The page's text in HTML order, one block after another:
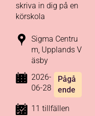
skriva in dig på en
körskola
Sigma Centru
m, Upplands V
äsby
2026-
06-28
Pågå
ende
11 tillfällen